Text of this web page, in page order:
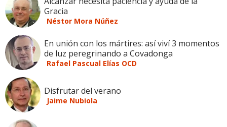
Gracia
Néstor Mora Núñez
En unión con los mártires: así viví 3 momentos
de luz peregrinando a Covadonga
Rafael Pascual Elías OCD
Disfrutar del verano
Jaime Nubiola